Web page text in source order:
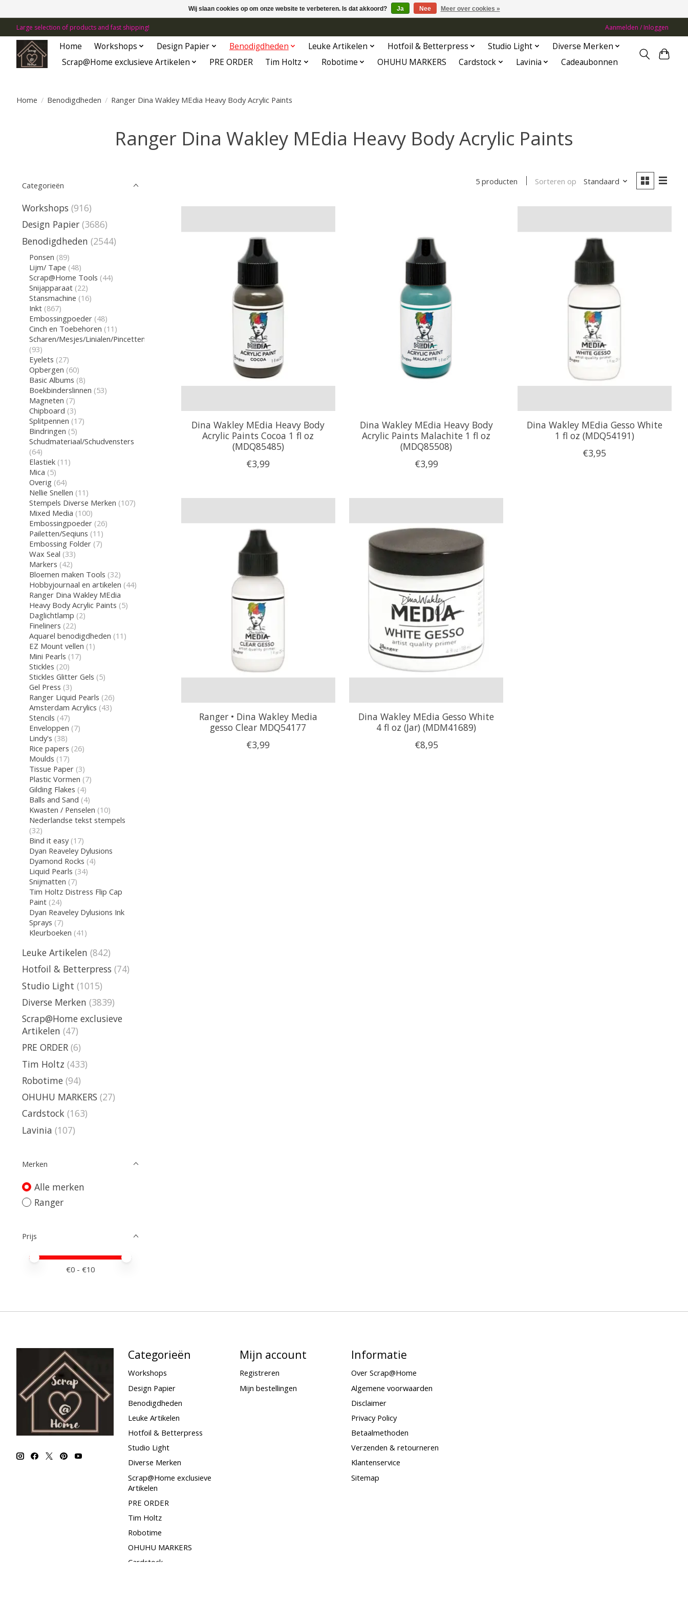
Large selection of products and fast shipping! Aanmelden / Inloggen
Home Workshops Design Papier Benodigdheden Leuke Artikelen Hotfoil & Betterpress Studio Light
Diverse Merken
Scrap@Home exclusieve Artikelen
PRE ORDER Tim Holtz Robotime OHUHU MARKERS Cardstock Lavinia Cadeaubonnen
Home / Benodigdheden / Ranger Dina Wakley MEdia Heavy Body Acrylic Paints
Ranger Dina Wakley MEdia Heavy Body Acrylic Paints
Categorieën
Workshops (916)
Design Papier (3686)
Benodigdheden (2544)
Ponsen (89)
Lijm/ Tape (48)
Scrap@Home Tools (44)
Snijapparaat (22)
Stansmachine (16)
Inkt (867)
Embossingpoeder (48)
Cinch en Toebehoren (11)
Scharen/Mesjes/Linialen/Pincetten/Gum
(93)
Eyelets (27)
Opbergen (60)
Basic Albums (8)
Boekbinderslinnen (53)
Magneten (7)
Chipboard (3)
Splitpennen (17)
Bindringen (5)
Schudmateriaal/Schudvensters
(64)
Elastiek (11)
Mica (5)
Overig (64)
Nellie Snellen (11)
Stempels Diverse Merken (107)
Mixed Media (100)
Embossingpoeder (26)
Pailetten/Seqiuns (11)
Embossing Folder (7)
Wax Seal (33)
Markers (42)
Bloemen maken Tools (32)
Hobbyjournaal en artikelen (44)
Ranger Dina Wakley MEdia
Heavy Body Acrylic Paints (5)
Daglichtlamp (2)
Fineliners (22)
Aquarel benodigdheden (11)
EZ Mount vellen (1)
Mini Pearls (17)
Stickles (20)
Stickles Glitter Gels (5)
Gel Press (3)
Ranger Liquid Pearls (26)
Amsterdam Acrylics (43)
Stencils (47)
Enveloppen (7)
Lindy's (38)
Rice papers (26)
Moulds (17)
Tissue Paper (3)
Plastic Vormen (7)
Gilding Flakes (4)
Balls and Sand (4)
Kwasten / Penselen (10)
Nederlandse tekst stempels
(32)
Bind it easy (17)
Dyan Reaveley Dylusions
Dyamond Rocks (4)
Liquid Pearls (34)
Snijmatten (7)
Tim Holtz Distress Flip Cap
Paint (24)
Dyan Reaveley Dylusions Ink
Sprays (7)
Kleurboeken (41)
Leuke Artikelen (842)
Hotfoil & Betterpress (74)
Studio Light (1015)
Diverse Merken (3839)
Scrap@Home exclusieve
Artikelen (47)
PRE ORDER (6)
Tim Holtz (433)
Robotime (94)
OHUHU MARKERS (27)
Cardstock (163)
Lavinia (107)
Merken
Alle merken
Ranger
Prijs
Minimale prijswaarde
Price maximum value
€0 - €10
5 producten Sorteren op Standaard
Dina Wakley MEdia Heavy Body
Acrylic Paints Cocoa 1 fl oz
(MDQ85485)
€3,99
Dina Wakley MEdia Heavy Body
Acrylic Paints Malachite 1 fl oz
(MDQ85508)
€3,99
Dina Wakley MEdia Gesso White
1 fl oz (MDQ54191)
€3,95
Ranger • Dina Wakley Media
gesso Clear MDQ54177
€3,99
Dina Wakley MEdia Gesso White
4 fl oz (Jar) (MDM41689)
€8,95
Categorieën
Workshops
Design Papier
Benodigdheden
Leuke Artikelen
Hotfoil & Betterpress
Studio Light
Diverse Merken
Scrap@Home exclusieve
Artikelen
PRE ORDER
Tim Holtz
Robotime
OHUHU MARKERS
Cardstock
Mijn account
Registreren
Mijn bestellingen
Informatie
Over Scrap@Home
Algemene voorwaarden
Disclaimer
Privacy Policy
Betaalmethoden
Verzenden & retourneren
Klantenservice
Sitemap
Wij slaan cookies op om onze website te verbeteren. Is dat akkoord? Ja Nee Meer over cookies »